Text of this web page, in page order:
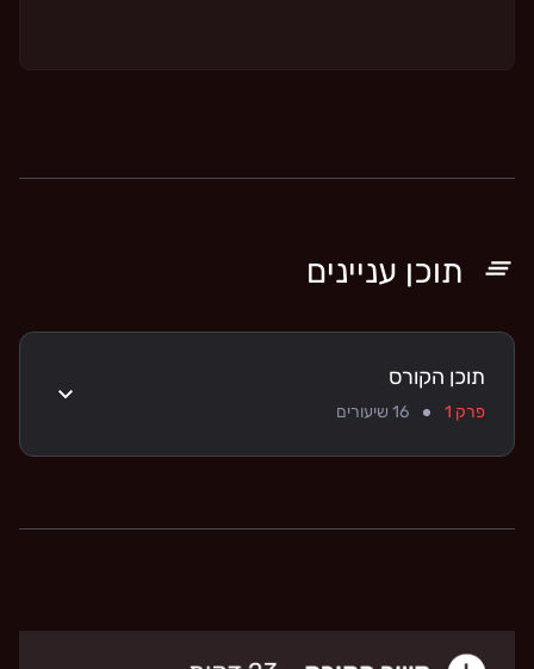
תוכן עניינים
תוכן הקורס
פרק 1 16 שיעורים